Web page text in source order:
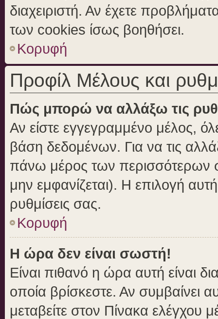
διαχειριστή. Αν έχετε
των cookies ίσως βοηθήσει.
Κορυφή
Προφίλ Μέλους και
Πώς μπορώ να αλλάξω τις
Αν είστε εγγεγραμμένο μέλος,
βάση δεδομένων. Για να τις
πάνω μέρος των περισσότερων
μην εμφανίζεται). Η επιλογή
ρυθμίσεις σας.
Κορυφή
Η ώρα δεν είναι σωστή!
Είναι πιθανό η ώρα αυτή είναι
οποία βρίσκεστε. Αν συμβαίνει
μεταβείτε στον Πίνακα ελέγχου